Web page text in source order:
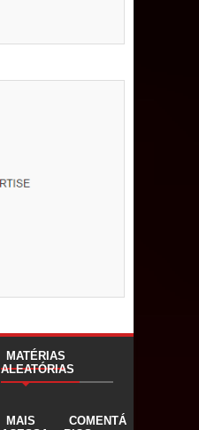
MATÉRIAS
ALEATÓRIAS
MAIS
COMENTÁ